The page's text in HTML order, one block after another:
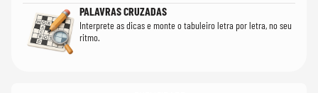
PALAVRAS CRUZADAS
Interprete as dicas e monte o tabuleiro letra por letra, no seu
ritmo.